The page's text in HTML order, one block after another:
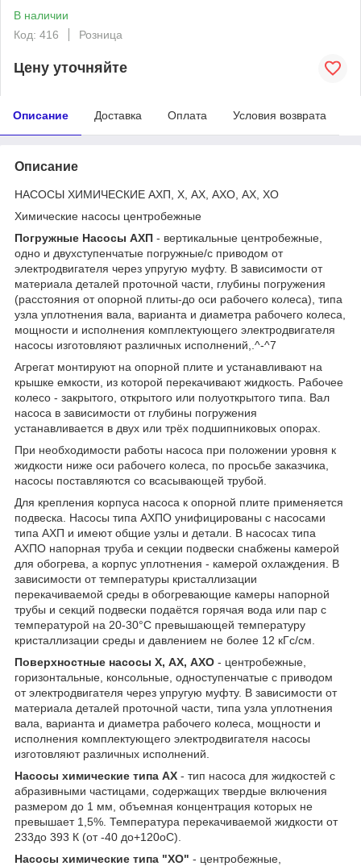
В наличии
Код: 416
Розница
Цену уточняйте
Описание Доставка Оплата Условия возврата
Описание
НАСОСЫ ХИМИЧЕСКИЕ АХП, Х, АХ, АХО, АХ, ХО
Химические насосы центробежные
Погружные Насосы АХП - вертикальные центробежные,
одно и двухступенчатые погружные/с приводом от
электродвигателя через упругую муфту. В зависимости от
материала деталей проточной части, глубины погружения
(расстояния от опорной плиты-до оси рабочего колеса), типа
узла уплотнения вала, варианта и диаметра рабочего колеса,
мощности и исполнения комплектующего электродвигателя
насосы изготовляют различных исполнений,.^-^7
Агрегат монтируют на опорной плите и устанавливают на
крышке емкости, из которой перекачивают жидкость. Рабочее
колесо - закрытого, открытого или полуоткрытого типа. Вал
насоса в зависимости от глубины погружения
устанавливается в двух или трёх подшипниковых опорах.
При необходимости работы насоса при положении уровня к
жидкости ниже оси рабочего колеса, по просьбе заказчика,
насосы поставляются со всасывающей трубой.
Для крепления корпуса насоса к опорной плите применяется
подвеска. Насосы типа АХПО унифицированы с насосами
типа АХП и имеют общие узлы и детали. В насосах типа
АХПО напорная труба и секции подвески снабжены камерой
для обогрева, а корпус уплотнения - камерой охлаждения. В
зависимости от температуры кристаллизации
перекачиваемой среды в обогревающие камеры напорной
трубы и секций подвески подаётся горячая вода или пар с
температурой на 20-30°С превышающей температуру
кристаллизации среды и давлением не более 12 кГс/см.
Поверхностные насосы X, АХ, АХО - центробежные,
горизонтальные, консольные, одноступенчатые с приводом
от электродвигателя через упругую муфту. В зависимости от
материала деталей проточной части, типа узла уплотнения
вала, варианта и диаметра рабочего колеса, мощности и
исполнения комплектующего электродвигателя насосы
изготовляют различных исполнений.
Насосы химические типа АХ - тип насоса для жидкостей с
абразивными частицами, содержащих твердые включения
размером до 1 мм, объемная концентрация которых не
превышает 1,5%. Температура перекачиваемой жидкости от
233до 393 К (от -40 до+120оС).
Насосы химические типа "ХО" - центробежные,